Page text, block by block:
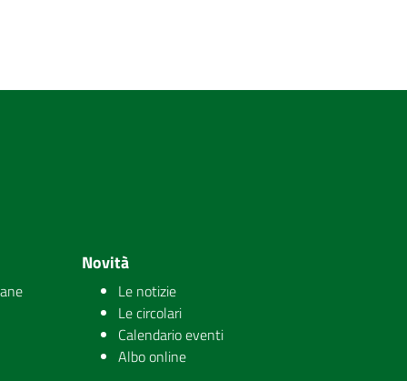
Novità
Le notizie
Le circolari
Calendario eventi
Albo online